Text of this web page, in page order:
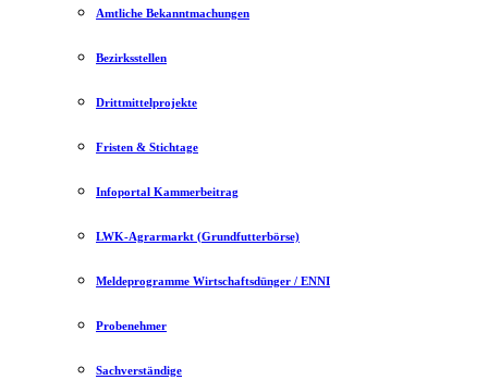
Amtliche Bekanntmachungen
Bezirksstellen
Drittmittelprojekte
Fristen & Stichtage
Infoportal Kammerbeitrag
LWK-Agrarmarkt (Grundfutterbörse)
Meldeprogramme Wirtschaftsdünger / ENNI
Probenehmer
Sachverständige